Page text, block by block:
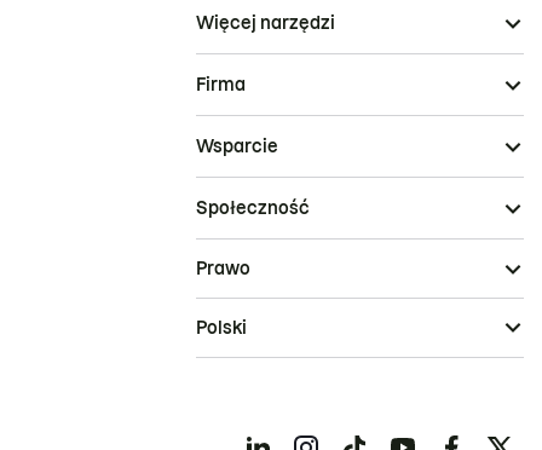
Więcej narzędzi
Firma
Wsparcie
Społeczność
Prawo
Polski